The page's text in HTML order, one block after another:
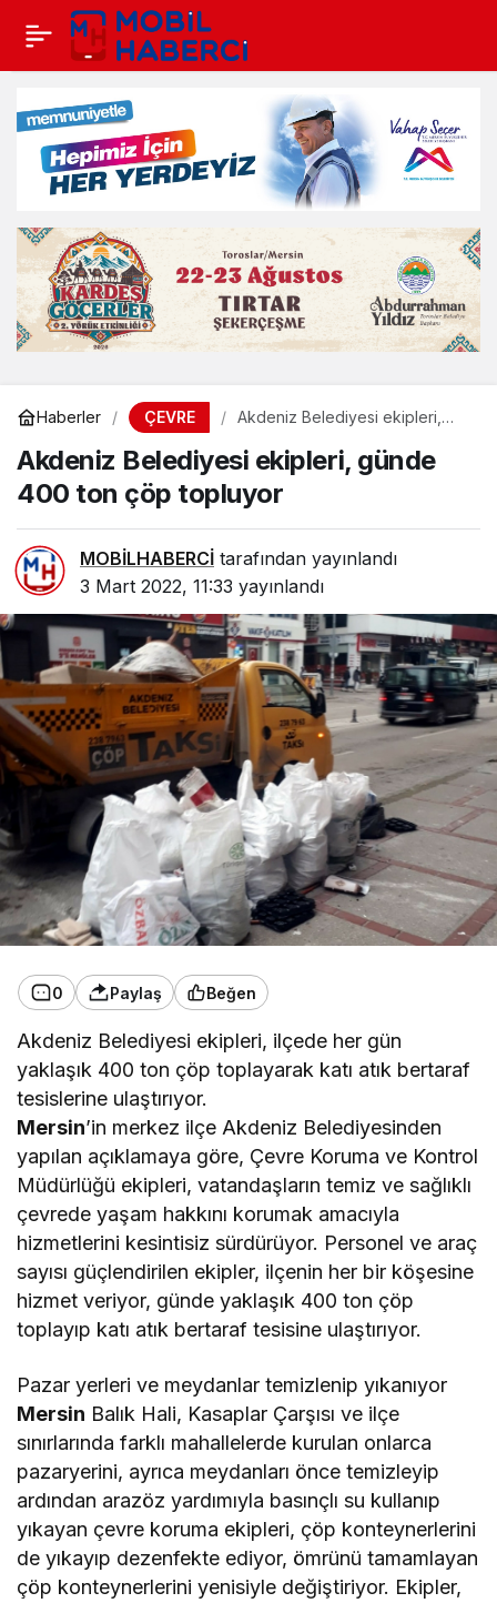
Haberler ÇEVRE
Akdeniz Belediyesi ekipleri,
Akdeniz Belediyesi ekipleri, günde
400 ton çöp topluyor
MOBİLHABERCİ tarafından yayınlandı
3 Mart 2022, 11:33 yayınlandı
0 Paylaş Beğen
Akdeniz Belediyesi ekipleri, ilçede her gün
yaklaşık 400 ton çöp toplayarak katı atık bertaraf
tesislerine ulaştırıyor.
Mersin’in merkez ilçe Akdeniz Belediyesinden
yapılan açıklamaya göre, Çevre Koruma ve Kontrol
Müdürlüğü ekipleri, vatandaşların temiz ve sağlıklı
çevrede yaşam hakkını korumak amacıyla
hizmetlerini kesintisiz sürdürüyor. Personel ve araç
sayısı güçlendirilen ekipler, ilçenin her bir köşesine
hizmet veriyor, günde yaklaşık 400 ton çöp
toplayıp katı atık bertaraf tesisine ulaştırıyor.
Pazar yerleri ve meydanlar temizlenip yıkanıyor
Mersin Balık Hali, Kasaplar Çarşısı ve ilçe
sınırlarında farklı mahallelerde kurulan onlarca
pazaryerini, ayrıca meydanları önce temizleyip
ardından arazöz yardımıyla basınçlı su kullanıp
yıkayan çevre koruma ekipleri, çöp konteynerlerini
de yıkayıp dezenfekte ediyor, ömrünü tamamlayan
çöp konteynerlerini yenisiyle değiştiriyor. Ekipler,